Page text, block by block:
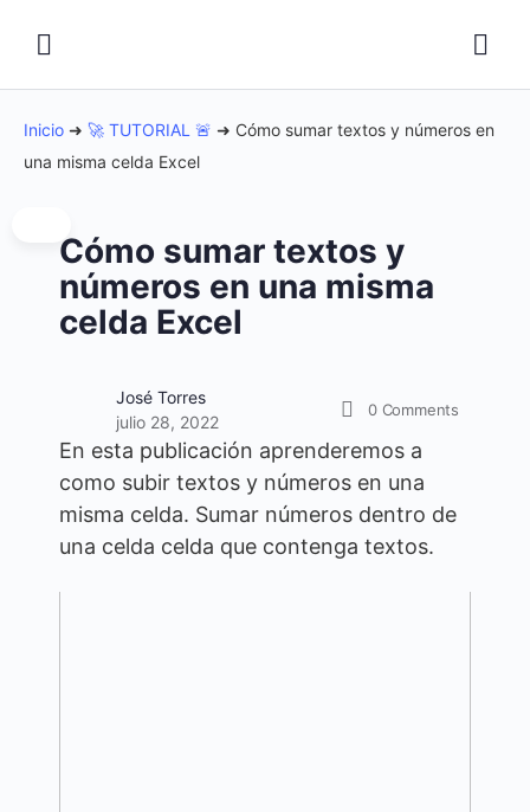
Inicio ➜ 🚀 TUTORIAL 🚨 ➜ Cómo sumar textos y números en
una misma celda Excel
Cómo sumar textos y
números en una misma
celda Excel
José Torres
julio 28, 2022
0 Comments
En esta publicación aprenderemos a
como subir textos y números en una
misma celda. Sumar números dentro de
una celda celda que contenga textos.